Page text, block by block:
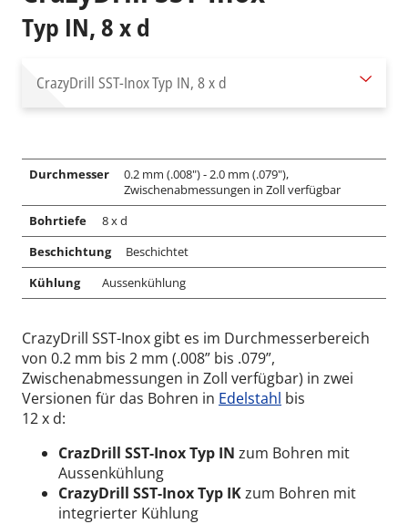
Typ IN, 8 x d
CrazyDrill SST-InoxTyp IN, 8 x d
Durchmesser
0.2 mm (.008") - 2.0 mm (.079"),
Zwischenabmessungen in Zoll verfügbar
Bohrtiefe
8 x d
Beschichtung
Beschichtet
Kühlung
Aussenkühlung
CrazyDrill SST-Inox gibt es im Durchmesserbereich
von 0.2 mm bis 2 mm (.008” bis .079”,
Zwischenabmessungen in Zoll verfügbar) in zwei
Versionen für das Bohren in Edelstahl bis
12 x d:
CrazDrill SST-Inox Typ IN zum Bohren mit
Aussenkühlung
CrazyDrill SST-Inox Typ IKzum Bohren mit
integrierter Kühlung